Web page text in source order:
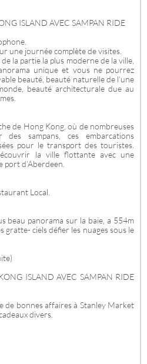
ISLAND AVEC SAMPAN RIDE
une journée complète de visites.
la partie la plus moderne de la ville,
unique et vous ne pourrez
beauté, beauté naturelle de l’une
beauté architecturale due au
de Hong Kong, où de nombreuses
sampans, ces embarcations
pour le transport des touristes.
la ville flottante avec une
port d’Aberdeen.
Local.
beau panorama sur la baie, a 554m
gratte- ciels défier les nuages sous le
ISLAND AVEC SAMPAN RIDE
de bonnes affaires à Stanley Market
divers.